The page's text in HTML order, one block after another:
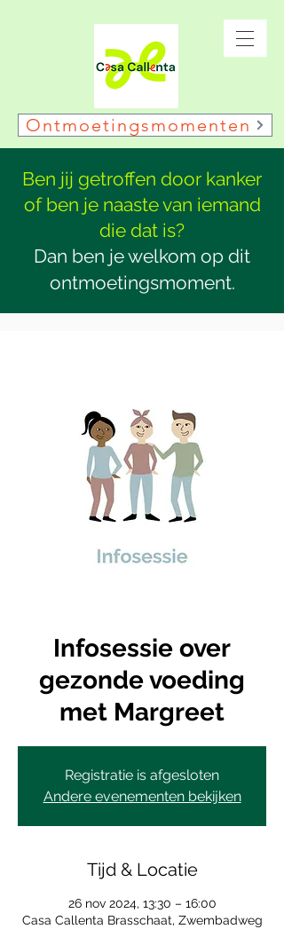
Ontmoetingsmomenten
Ben jij getroffen door kanker
of ben je naaste van iemand
die dat is?
Dan ben je welkom op dit
ontmoetingsmoment.
Infosessie over
gezonde voeding
met Margreet
Registratie is afgesloten
Andere evenementen bekijken
Tijd & Locatie
26 nov 2024, 13:30 – 16:00
Casa Callenta Brasschaat, Zwembadweg